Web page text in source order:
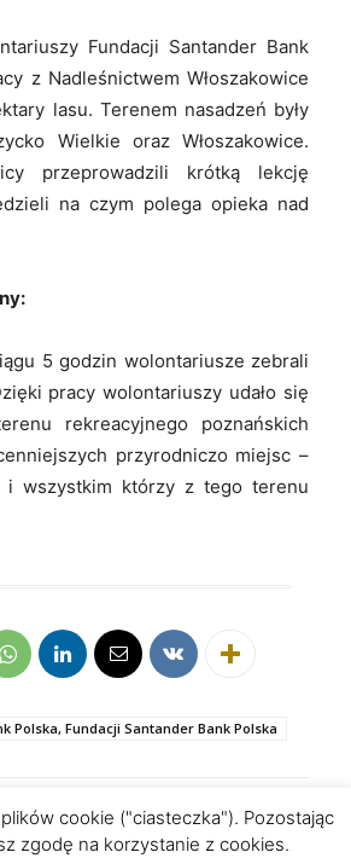
Fundacji Santander Bank
z Nadleśnictwem Włoszakowice
lasu. Terenem nasadzeń były
Wielkie oraz Włoszakowice.
przeprowadzili krótką lekcję
na czym polega opieka nad
5 godzin wolontariusze zebrali
pracy wolontariuszy udało się
rekreacyjnego poznańskich
przyrodniczo miejsc –
i wszystkim którzy z tego terenu
Polska, Fundacji Santander Bank Polska
Polityka prywatności
cookie ("ciasteczka"). Pozostając
zgodę na korzystanie z cookies.